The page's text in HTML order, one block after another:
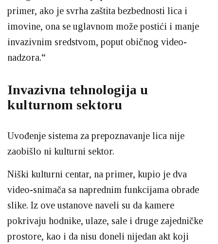
primer, ako je svrha zaštita bezbednosti lica i
imovine, ona se uglavnom može postići i manje
invazivnim sredstvom, poput običnog video-
nadzora.“
Invazivna tehnologija u
kulturnom sektoru
Uvođenje sistema za prepoznavanje lica nije
zaobišlo ni kulturni sektor.
Niški kulturni centar, na primer, kupio je dva
video-snimаča sa naprednim funkcijama obrade
slike. Iz ove ustanove naveli su da kamere
pokrivaju hodnike, ulaze, sale i druge zajedničke
prostore, kao i da nisu doneli nijedan akt koji